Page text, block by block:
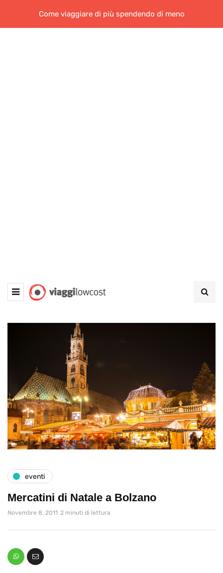
Come viaggiare di più spendendo di meno
eventi
Mercatini di Natale a Bolzano
Novembre 8, 2011 2 minuti di lettura